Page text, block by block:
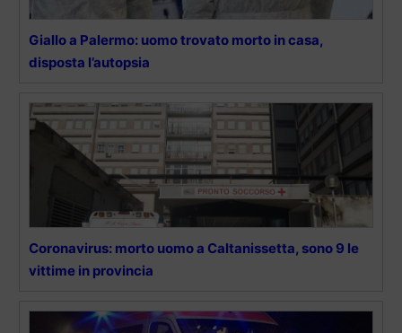
Giallo a Palermo: uomo trovato morto in casa,
disposta l’autopsia
Coronavirus: morto uomo a Caltanissetta, sono 9 le
vittime in provincia